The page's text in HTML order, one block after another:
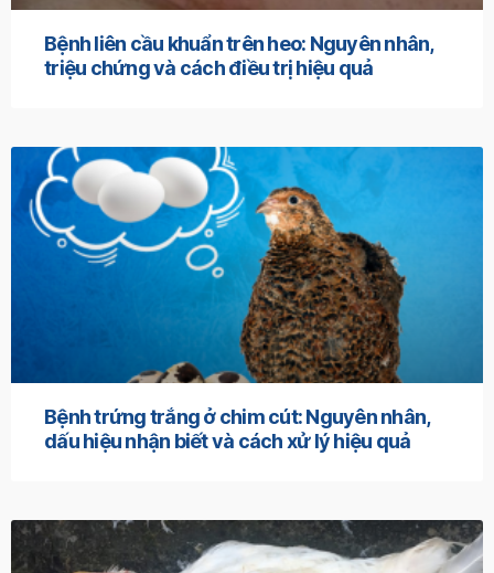
Bệnh liên cầu khuẩn trên heo: Nguyên nhân,
triệu chứng và cách điều trị hiệu quả
Bệnh trứng trắng ở chim cút: Nguyên nhân,
dấu hiệu nhận biết và cách xử lý hiệu quả